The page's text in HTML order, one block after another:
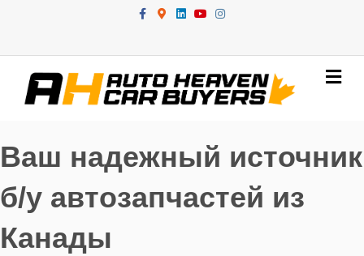
FacebookGoogle-maps
LinkedinYoutubeInstagram
Ваш надежный источник
б/у автозапчастей из
Канады